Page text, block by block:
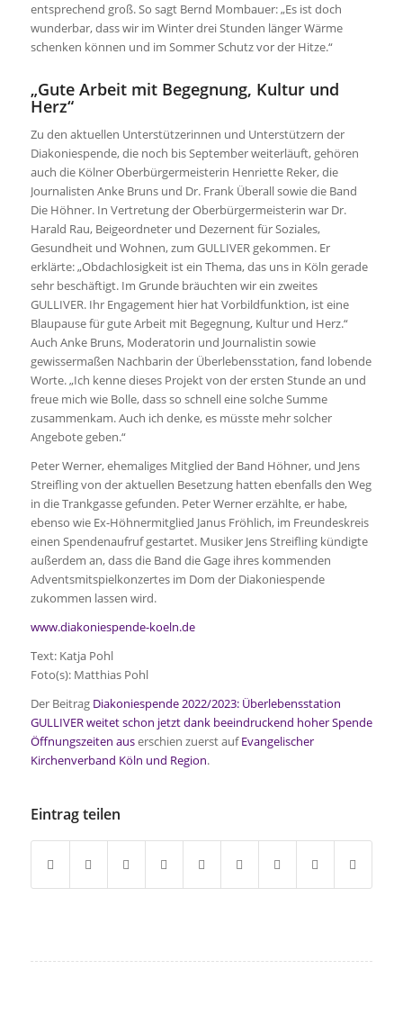
entsprechend groß. So sagt Bernd Mombauer: „Es ist doch
wunderbar, dass wir im Winter drei Stunden länger Wärme
schenken können und im Sommer Schutz vor der Hitze.“
„Gute Arbeit mit Begegnung, Kultur und
Herz“
Zu den aktuellen Unterstützerinnen und Unterstützern der
Diakoniespende, die noch bis September weiterläuft, gehören
auch die Kölner Oberbürgermeisterin Henriette Reker, die
Journalisten Anke Bruns und Dr. Frank Überall sowie die Band
Die Höhner. In Vertretung der Oberbürgermeisterin war Dr.
Harald Rau, Beigeordneter und Dezernent für Soziales,
Gesundheit und Wohnen, zum GULLIVER gekommen. Er
erklärte: „Obdachlosigkeit ist ein Thema, das uns in Köln gerade
sehr beschäftigt. Im Grunde bräuchten wir ein zweites
GULLIVER. Ihr Engagement hier hat Vorbildfunktion, ist eine
Blaupause für gute Arbeit mit Begegnung, Kultur und Herz.“
Auch Anke Bruns, Moderatorin und Journalistin sowie
gewissermaßen Nachbarin der Überlebensstation, fand lobende
Worte. „Ich kenne dieses Projekt von der ersten Stunde an und
freue mich wie Bolle, dass so schnell eine solche Summe
zusammenkam. Auch ich denke, es müsste mehr solcher
Angebote geben.“
Peter Werner, ehemaliges Mitglied der Band Höhner, und Jens
Streifling von der aktuellen Besetzung hatten ebenfalls den Weg
in die Trankgasse gefunden. Peter Werner erzählte, er habe,
ebenso wie Ex-Höhnermitglied Janus Fröhlich, im Freundeskreis
einen Spendenaufruf gestartet. Musiker Jens Streifling kündigte
außerdem an, dass die Band die Gage ihres kommenden
Adventsmitspielkonzertes im Dom der Diakoniespende
zukommen lassen wird.
www.diakoniespende-koeln.de
Text: Katja Pohl
Foto(s): Matthias Pohl
Der Beitrag Diakoniespende 2022/2023: Überlebensstation
GULLIVER weitet schon jetzt dank beeindruckend hoher Spende
Öffnungszeiten auserschien zuerst aufEvangelischer
Kirchenverband Köln und Region.
Eintrag teilen